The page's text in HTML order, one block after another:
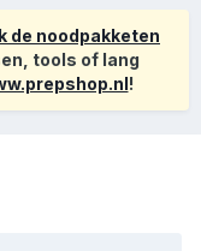
de noodpakketen
tools of lang
!